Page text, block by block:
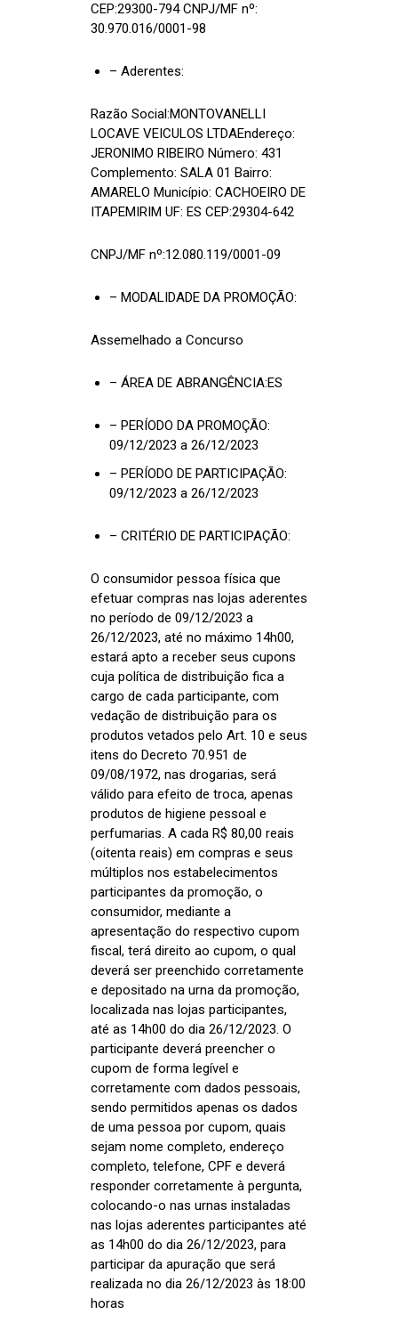
CEP:29300-794 CNPJ/MF nº:
30.970.016/0001-98
– Aderentes:
Razão Social:MONTOVANELLI
LOCAVE VEICULOS LTDAEndereço:
JERONIMO RIBEIRO Número: 431
Complemento: SALA 01 Bairro:
AMARELO Município: CACHOEIRO DE
ITAPEMIRIM UF: ES CEP:29304-642
CNPJ/MF nº:12.080.119/0001-09
– MODALIDADE DA PROMOÇÃO:
Assemelhado a Concurso
– ÁREA DE ABRANGÊNCIA:ES
– PERÍODO DA PROMOÇÃO:
09/12/2023 a 26/12/2023
– PERÍODO DE PARTICIPAÇÃO:
09/12/2023 a 26/12/2023
– CRITÉRIO DE PARTICIPAÇÃO:
O consumidor pessoa física que
efetuar compras nas lojas aderentes
no período de 09/12/2023 a
26/12/2023, até no máximo 14h00,
estará apto a receber seus cupons
cuja política de distribuição fica a
cargo de cada participante, com
vedação de distribuição para os
produtos vetados pelo Art. 10 e seus
itens do Decreto 70.951 de
09/08/1972, nas drogarias, será
válido para efeito de troca, apenas
produtos de higiene pessoal e
perfumarias. A cada R$ 80,00 reais
(oitenta reais) em compras e seus
múltiplos nos estabelecimentos
participantes da promoção, o
consumidor, mediante a
apresentação do respectivo cupom
fiscal, terá direito ao cupom, o qual
deverá ser preenchido corretamente
e depositado na urna da promoção,
localizada nas lojas participantes,
até as 14h00 do dia 26/12/2023. O
participante deverá preencher o
cupom de forma legível e
corretamente com dados pessoais,
sendo permitidos apenas os dados
de uma pessoa por cupom, quais
sejam nome completo, endereço
completo, telefone, CPF e deverá
responder corretamente à pergunta,
colocando-o nas urnas instaladas
nas lojas aderentes participantes até
as 14h00 do dia 26/12/2023, para
participar da apuração que será
realizada no dia 26/12/2023 às 18:00
horas